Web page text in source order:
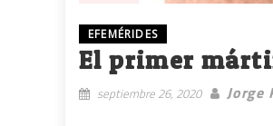
EFEMÉRIDES
El primer
septiembre 26, 2020 Jorge